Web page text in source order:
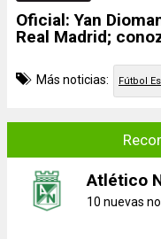
Oficial: Yan
Real Madrid;
Más noticias: Fútbol
Atlético
10 nuevas